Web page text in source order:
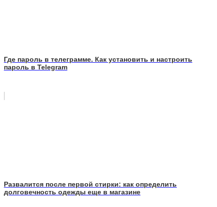
Где пароль в телеграмме. Как установить и настроить
пароль в Telegram
Развалится после первой стирки: как определить
долговечность одежды еще в магазине